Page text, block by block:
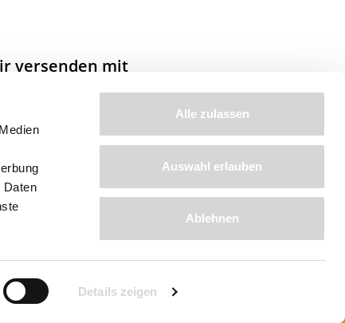
Daten
Details zeigen
Alle zulassen
Auswahl erlauben
Ablehnen
versenden mit